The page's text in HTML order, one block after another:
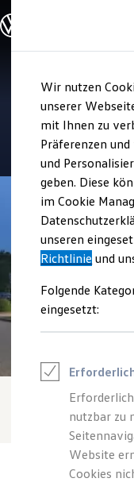
Hauptinhalt
springen
Footer
springen
Modelle und
Modelle
Elektroautos
ENERGY
SUV und
Kombis
Sportwagen
Schnell
Angebote und
Aktuelle
E-Auto-
Junge
Zubehör-
Leasing
Junge
Finanzierung
Verkauf und Service
4.8|
Wir nutzen
unserer
mit Ihnen zu
Präferenzen
und
geben. Diese
im Cookie
unseren
Richtlinie und
Folgende
eingesetzt:
nutzbar zu
Website
Cookies